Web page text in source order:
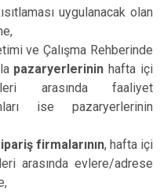
uygulanacak olan
ve Çalışma Rehberinde
pazaryerlerinin hafta içi
arasında faaliyet
ise pazaryerlerinin
firmalarının, hafta içi
arasında evlere/adrese